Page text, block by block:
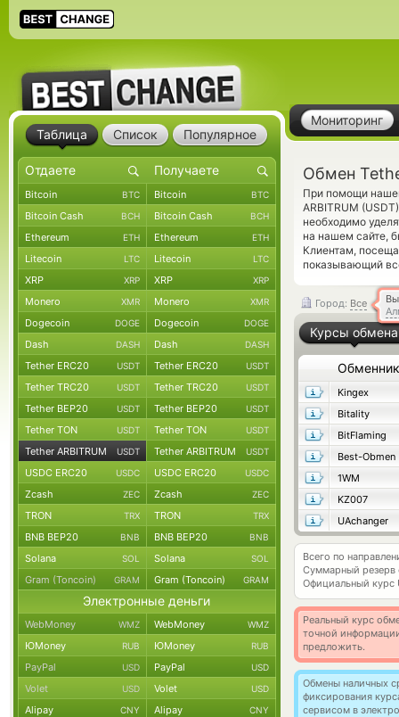
Мониторинг
Обмен
При помощи
ARBITRUM
необходимо
на нашем сайте,
Клиентам,
показывающий
Город: Все
Курсы обмена
Обменник
Kingex
Bitality
BitFlaming
Best-Obmen
1WM
KZ007
UAchanger
Всего по
Суммарный резерв
Официальный курс
Реальный курс
точной
предложить.
Обмены наличных
фиксирования
сервисом в
Таблица Список Популярное
Bitcoin BTC Bitcoin BTC
Bitcoin Cash BCH Bitcoin Cash BCH
Ethereum ETH Ethereum ETH
Litecoin LTC Litecoin LTC
XRP XRP XRP XRP
Monero XMR Monero XMR
Dogecoin DOGE Dogecoin DOGE
Dash DASH Dash DASH
Tether ERC20 USDT Tether ERC20 USDT
Tether TRC20 USDT Tether TRC20 USDT
Tether BEP20 USDT Tether BEP20 USDT
Tether TON USDT Tether TON USDT
Tether ARBITRUM USDT Tether ARBITRUM USDT
USDC ERC20 USDC USDC ERC20 USDC
Zcash ZEC Zcash ZEC
TRON TRX TRON TRX
BNB BEP20 BNB BNB BEP20 BNB
Solana SOL Solana SOL
Gram (Toncoin) GRAM Gram (Toncoin) GRAM
Электронные деньги
WebMoney WMZ WebMoney WMZ
ЮMoney RUB ЮMoney RUB
PayPal USD PayPal USD
Volet USD Volet USD
Alipay CNY Alipay CNY